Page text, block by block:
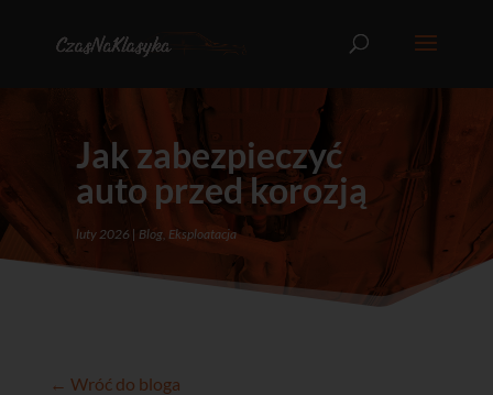
Jak zabezpieczyć
auto przed korozją
luty 2026 Blog, Eksploatacja
← Wróć do bloga